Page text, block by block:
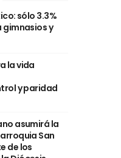
sólo 3.3%
gimnasios y
la vida
y paridad
asumirá la
San
de los